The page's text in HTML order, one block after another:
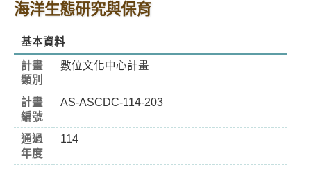
海洋生態研究與保育
基本資料
計畫
類別
數位文化中心計畫
計畫
編號
AS-ASCDC-114-203
通過
年度
114